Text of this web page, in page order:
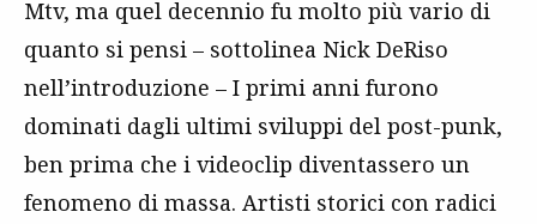
Mtv, ma quel decennio fu molto più vario di
quanto si pensi – sottolinea Nick DeRiso
nell’introduzione – I primi anni furono
dominati dagli ultimi sviluppi del post-punk,
ben prima che i videoclip diventassero un
fenomeno di massa. Artisti storici con radici